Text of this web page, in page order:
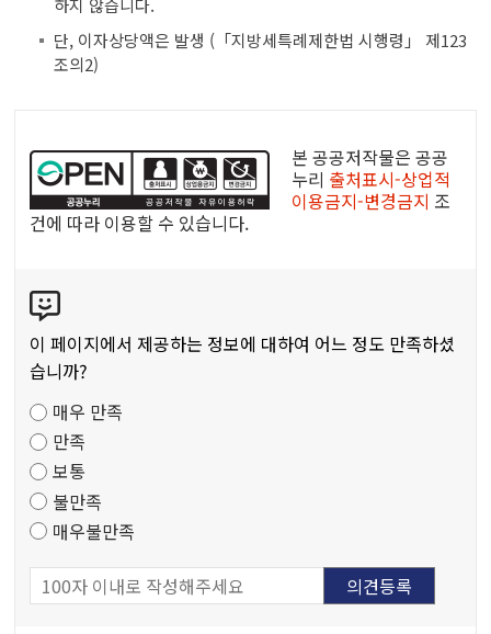
하지 않습니다.
단, 이자상당액은 발생 (「지방세특례제한법 시행령」 제123
조의2)
공
리
공
저
작
물
본 공공저작물은 공공
누리 출처표시-상업적
이용금지-변경금지 조
건에 따라 이용할 수 있습니다.
텐
츠
만
도
조
사
이 페이지에서 제공하는 정보에 대하여 어느 정도 만족하셨
습니까?
매우 만족
만족
보통
불만족
매우불만족